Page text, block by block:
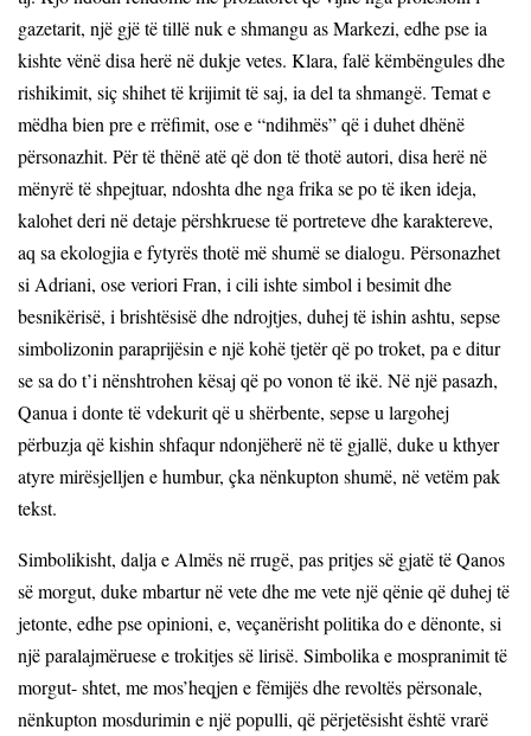
gazetarit, një gjë të tillë nuk e shmangu as Markezi, edhe pse ia
kishte vënë disa herë në dukje vetes. Klara, falë këmbëngules dhe
rishikimit, siç shihet të krijimit të saj, ia del ta shmangë. Temat e
mëdha bien pre e rrëfimit, ose e “ndihmës” që i duhet dhënë
përsonazhit. Për të thënë atë që don të thotë autori, disa herë në
mënyrë të shpejtuar, ndoshta dhe nga frika se po të iken ideja,
kalohet deri në detaje përshkruese të portreteve dhe karaktereve,
aq sa ekologjia e fytyrës thotë më shumë se dialogu. Përsonazhet
si Adriani, ose veriori Fran, i cili ishte simbol i besimit dhe
besnikërisë, i brishtësisë dhe ndrojtjes, duhej të ishin ashtu, sepse
simbolizonin paraprijësin e një kohë tjetër që po troket, pa e ditur
se sa do t’i nënshtrohen kësaj që po vonon të ikë. Në një pasazh,
Qanua i donte të vdekurit që u shërbente, sepse u largohej
përbuzja që kishin shfaqur ndonjëherë në të gjallë, duke u kthyer
atyre mirësjelljen e humbur, çka nënkupton shumë, në vetëm pak
tekst.
Simbolikisht, dalja e Almës në rrugë, pas pritjes së gjatë të Qanos
së morgut, duke mbartur në vete dhe me vete një qënie që duhej të
jetonte, edhe pse opinioni, e, veçanërisht politika do e dënonte, si
një paralajmëruese e trokitjes së lirisë. Simbolika e mospranimit të
morgut- shtet, me mos’heqjen e fëmijës dhe revoltës përsonale,
nënkupton mosdurimin e një populli, që përjetësisht është vrarë